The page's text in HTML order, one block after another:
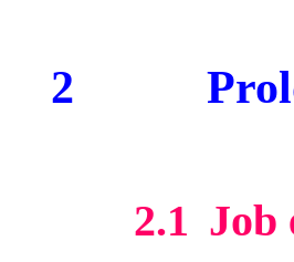
2
2.1 Job